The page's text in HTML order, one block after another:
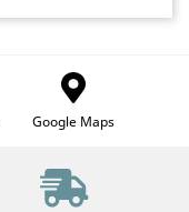
Google Maps